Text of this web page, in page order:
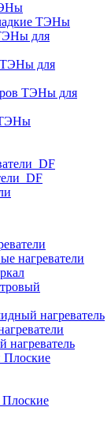
ТЭНы
для
ТЭНы для
ТЭНы для
нагреватели
нагреватель
нагреватель
Плоские
Плоские